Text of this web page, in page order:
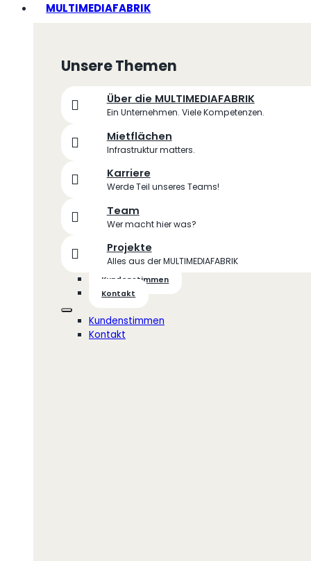
MULTIMEDIAFABRIK
Unsere Themen
Über die MULTIMEDIAFABRIK
Ein Unternehmen. Viele Kompetenzen.
Mietflächen
Infrastruktur matters.
Karriere
Werde Teil unseres Teams!
Team
Wer macht hier was?
Projekte
Alles aus der MULTIMEDIAFABRIK
Kundenstimmen
Kontakt
Kundenstimmen
Kontakt